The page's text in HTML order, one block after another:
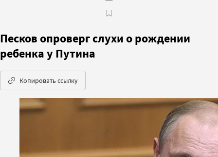
Песков опроверг слухи о рождении
ребенка у Путина
Копировать ссылку